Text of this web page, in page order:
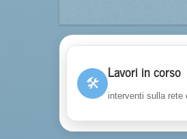
🛠
Lavori in corso
interventi sulla rete